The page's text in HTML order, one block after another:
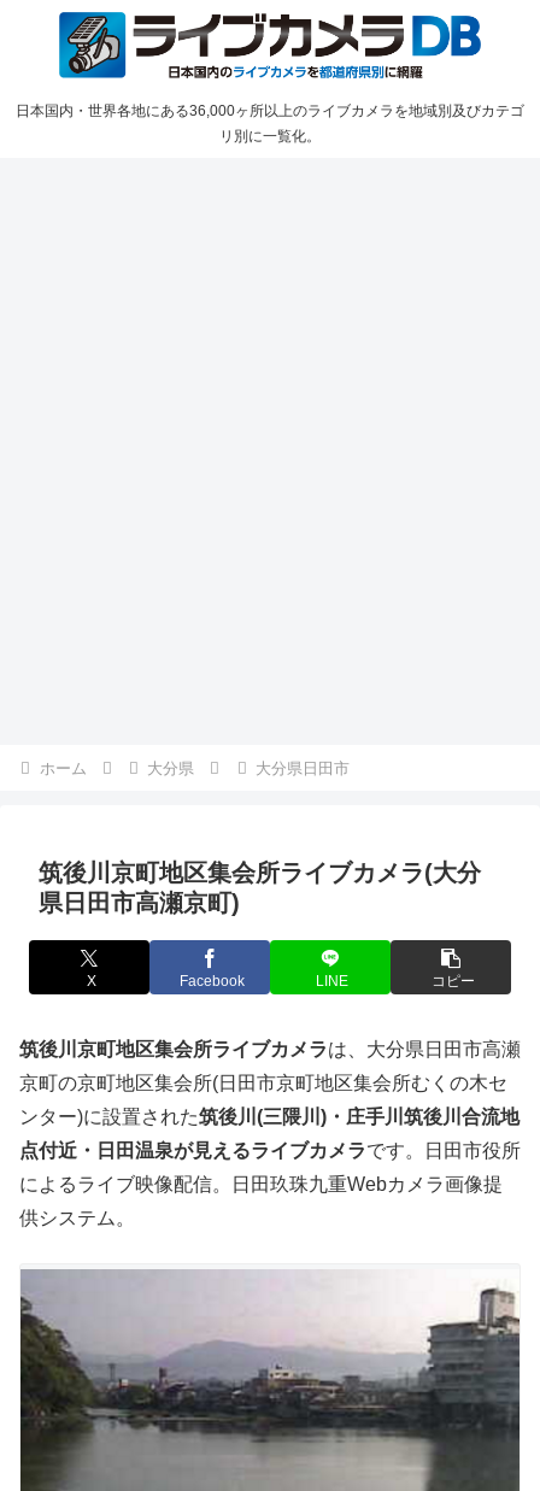
日本国内・世界各地にある36,000ヶ所以上のライブカメラを地域別及びカテゴ
リ別に一覧化。
ホーム 大分県 大分県日田市
筑後川京町地区集会所ライブカメラ(大分
県日田市高瀬京町)
X Facebook LINE コピー
筑後川京町地区集会所ライブカメラは、大分県日田市高瀬
京町の京町地区集会所(日田市京町地区集会所むくの木セ
ンター)に設置された筑後川(三隈川)・庄手川筑後川合流地
点付近・日田温泉が見えるライブカメラです。日田市役所
によるライブ映像配信。日田玖珠九重Webカメラ画像提
供システム。